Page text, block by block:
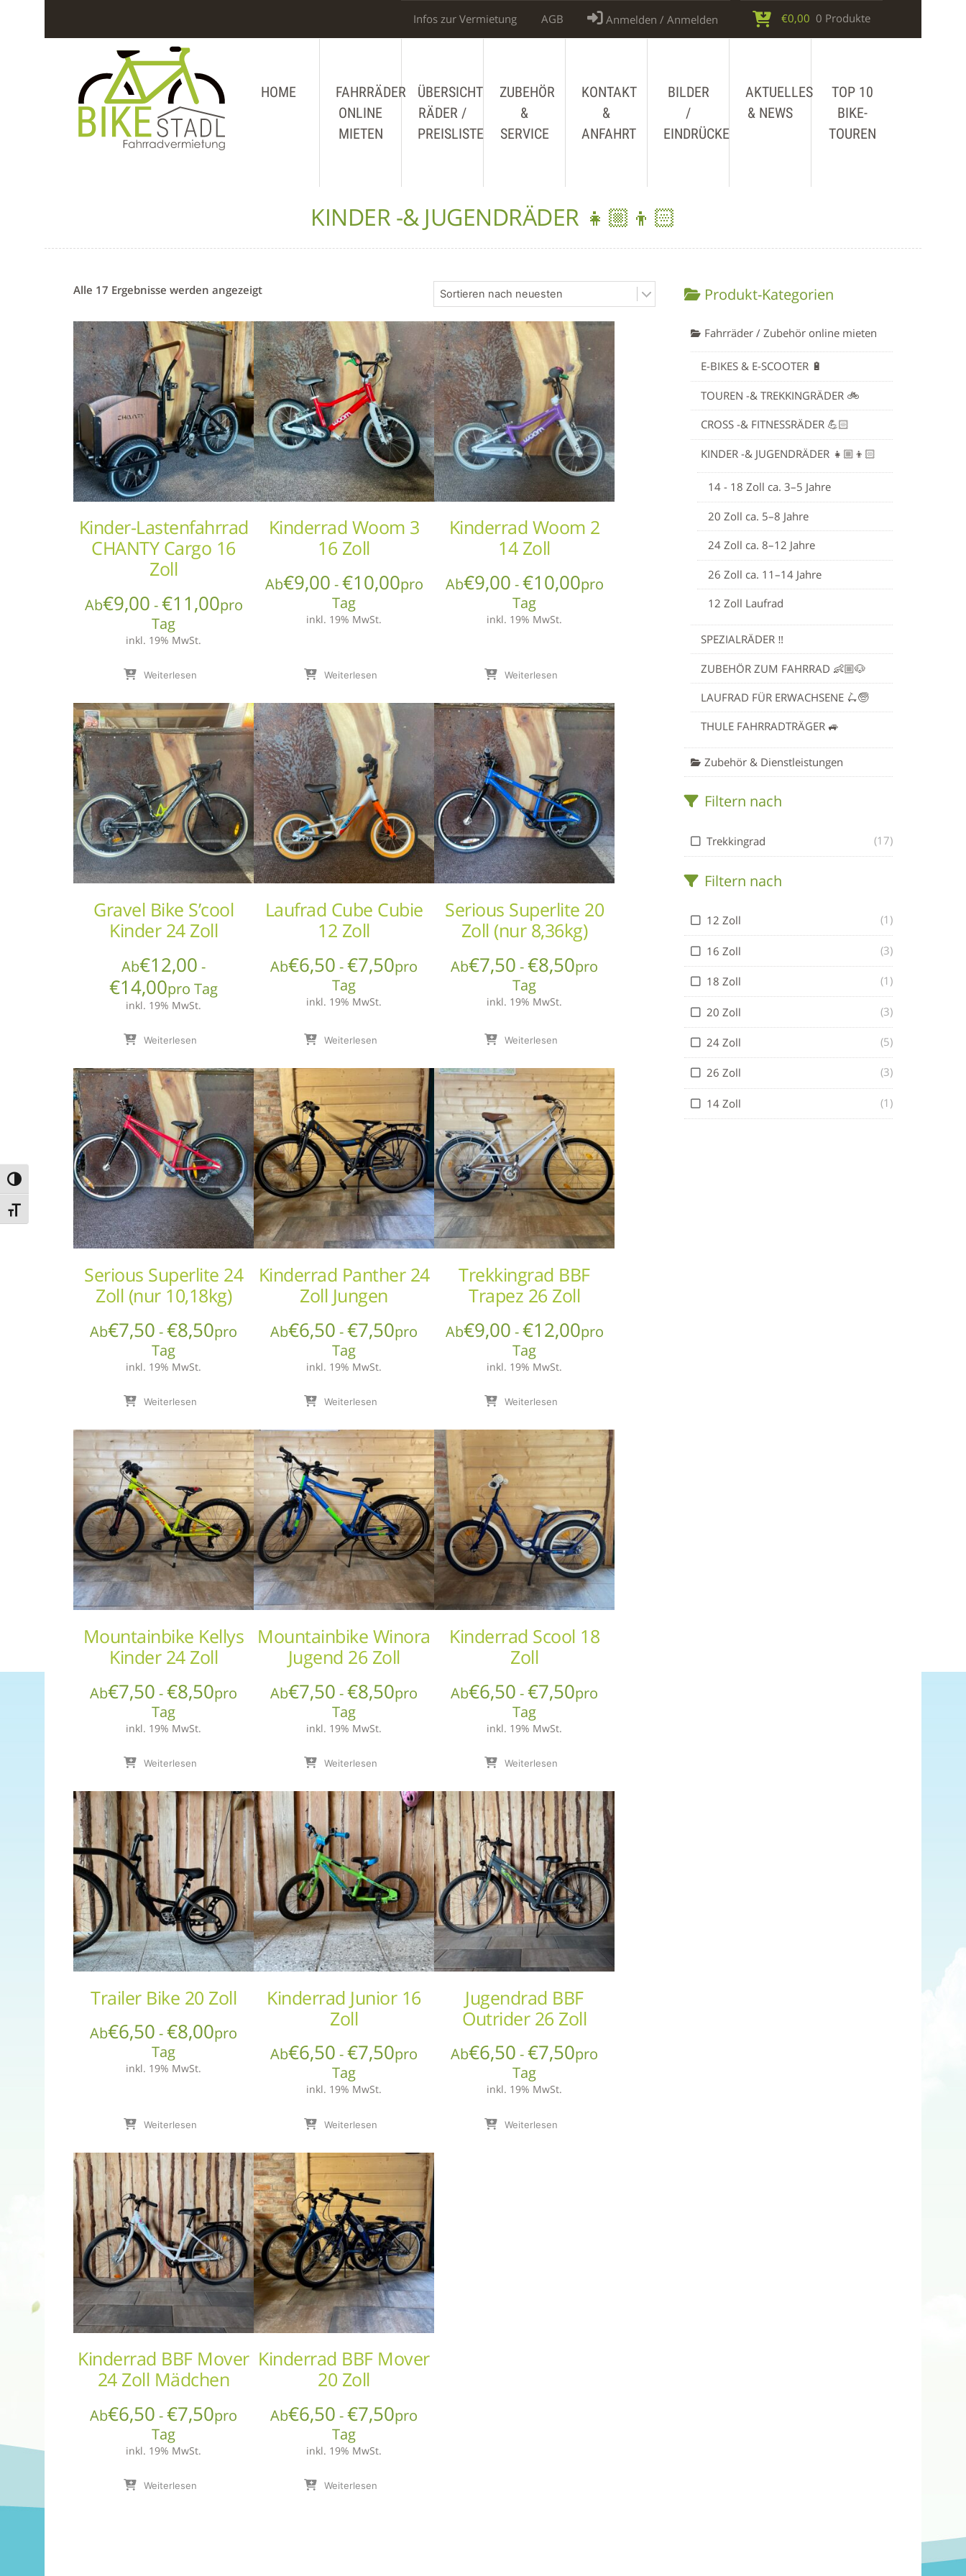
Umschalten auf hohe Kontraste
Schrift vergrößern
Infos zur Vermietung AGB Anmelden / Anmelden €0,00 0 Produkte
HOME
FAHRRÄDER
ONLINE
MIETEN
ÜBERSICHT
RÄDER /
PREISLISTE
ZUBEHÖR
&
SERVICE
KONTAKT
&
ANFAHRT
BILDER
/
EINDRÜCKE
AKTUELLES
& NEWS
TOP 10
BIKE-
TOUREN
KINDER -& JUGENDRÄDER 👧🏼👦🏻
Alle 17 Ergebnisse werden angezeigt
Kinder-Lastenfahrrad
CHANTY Cargo 16
Zoll
Ab€9,00 -€11,00pro
Tag
inkl. 19% MwSt.
Weiterlesen
Kinderrad Woom 3
16 Zoll
Ab€9,00 -€10,00pro
Tag
inkl. 19% MwSt.
Weiterlesen
Kinderrad Woom 2
14 Zoll
Ab€9,00 -€10,00pro
Tag
inkl. 19% MwSt.
Weiterlesen
Gravel Bike S’cool
Kinder 24 Zoll
Ab€12,00 -
€14,00pro Tag
inkl. 19% MwSt.
Weiterlesen
Laufrad Cube Cubie
12 Zoll
Ab€6,50 -€7,50pro
Tag
inkl. 19% MwSt.
Weiterlesen
Serious Superlite 20
Zoll (nur 8,36kg)
Ab€7,50 -€8,50pro
Tag
inkl. 19% MwSt.
Weiterlesen
Serious Superlite 24
Zoll (nur 10,18kg)
Ab€7,50 -€8,50pro
Tag
inkl. 19% MwSt.
Weiterlesen
Kinderrad Panther 24
Zoll Jungen
Ab€6,50 -€7,50pro
Tag
inkl. 19% MwSt.
Weiterlesen
Trekkingrad BBF
Trapez 26 Zoll
Ab€9,00 -€12,00pro
Tag
inkl. 19% MwSt.
Weiterlesen
Mountainbike Kellys
Kinder 24 Zoll
Ab€7,50 -€8,50pro
Tag
inkl. 19% MwSt.
Weiterlesen
Mountainbike Winora
Jugend 26 Zoll
Ab€7,50 -€8,50pro
Tag
inkl. 19% MwSt.
Weiterlesen
Kinderrad Scool 18
Zoll
Ab€6,50 -€7,50pro
Tag
inkl. 19% MwSt.
Weiterlesen
Trailer Bike 20 Zoll
Ab€6,50 -€8,00pro
Tag
inkl. 19% MwSt.
Weiterlesen
Kinderrad Junior 16
Zoll
Ab€6,50 -€7,50pro
Tag
inkl. 19% MwSt.
Weiterlesen
Jugendrad BBF
Outrider 26 Zoll
Ab€6,50 -€7,50pro
Tag
inkl. 19% MwSt.
Weiterlesen
Kinderrad BBF Mover
24 Zoll Mädchen
Ab€6,50 -€7,50pro
Tag
inkl. 19% MwSt.
Weiterlesen
Kinderrad BBF Mover
20 Zoll
Ab€6,50 -€7,50pro
Tag
inkl. 19% MwSt.
Weiterlesen
Produkt-Kategorien
Fahrräder / Zubehör online mieten
E-BIKES & E-SCOOTER 🔋
TOUREN -& TREKKINGRÄDER 🚲
CROSS -& FITNESSRÄDER 💪🏻
KINDER -& JUGENDRÄDER 👧🏼👦🏻
14 - 18 Zoll ca. 3–5 Jahre
20 Zoll ca. 5–8 Jahre
24 Zoll ca. 8–12 Jahre
26 Zoll ca. 11–14 Jahre
12 Zoll Laufrad
SPEZIALRÄDER ‼️
ZUBEHÖR ZUM FAHRRAD 👶🏼🐶
LAUFRAD FÜR ERWACHSENE 🛴🧓
THULE FAHRRADTRÄGER 🚙
Zubehör & Dienstleistungen
Filtern nach
Trekkingrad (17)
Filtern nach
12 Zoll (1)
16 Zoll (3)
18 Zoll (1)
20 Zoll (3)
24 Zoll (5)
26 Zoll (3)
14 Zoll (1)